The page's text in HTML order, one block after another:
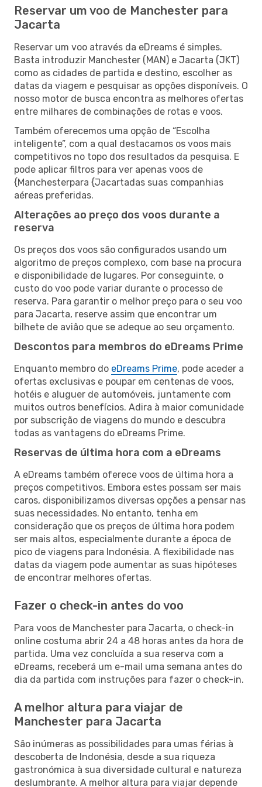
Reservar um voo de Manchester para
Jacarta
Reservar um voo através da eDreams é simples.
Basta introduzir Manchester (MAN) e Jacarta (JKT)
como as cidades de partida e destino, escolher as
datas da viagem e pesquisar as opções disponíveis. O
nosso motor de busca encontra as melhores ofertas
entre milhares de combinações de rotas e voos.
Também oferecemos uma opção de “Escolha
inteligente”, com a qual destacamos os voos mais
competitivos no topo dos resultados da pesquisa. E
pode aplicar filtros para ver apenas voos de
{Manchesterpara {Jacartadas suas companhias
aéreas preferidas.
Alterações ao preço dos voos durante a
reserva
Os preços dos voos são configurados usando um
algoritmo de preços complexo, com base na procura
e disponibilidade de lugares. Por conseguinte, o
custo do voo pode variar durante o processo de
reserva. Para garantir o melhor preço para o seu voo
para Jacarta, reserve assim que encontrar um
bilhete de avião que se adeque ao seu orçamento.
Descontos para membros do eDreams Prime
Enquanto membro do eDreams Prime, pode aceder a
ofertas exclusivas e poupar em centenas de voos,
hotéis e aluguer de automóveis, juntamente com
muitos outros benefícios. Adira à maior comunidade
por subscrição de viagens do mundo e descubra
todas as vantagens do eDreams Prime.
Reservas de última hora com a eDreams
A eDreams também oferece voos de última hora a
preços competitivos. Embora estes possam ser mais
caros, disponibilizamos diversas opções a pensar nas
suas necessidades. No entanto, tenha em
consideração que os preços de última hora podem
ser mais altos, especialmente durante a época de
pico de viagens para Indonésia. A flexibilidade nas
datas da viagem pode aumentar as suas hipóteses
de encontrar melhores ofertas.
Fazer o check-in antes do voo
Para voos de Manchester para Jacarta, o check-in
online costuma abrir 24 a 48 horas antes da hora de
partida. Uma vez concluída a sua reserva com a
eDreams, receberá um e-mail uma semana antes do
dia da partida com instruções para fazer o check-in.
A melhor altura para viajar de
Manchester para Jacarta
São inúmeras as possibilidades para umas férias à
descoberta de Indonésia, desde a sua riqueza
gastronómica à sua diversidade cultural e natureza
deslumbrante. A melhor altura para viajar depende